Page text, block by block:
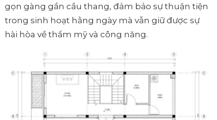
gọn gàng gần cầu thang, đảm bảo sự thuận tiện
trong sinh hoạt hằng ngày mà vẫn giữ được sự
hài hòa về thẩm mỹ và công năng.